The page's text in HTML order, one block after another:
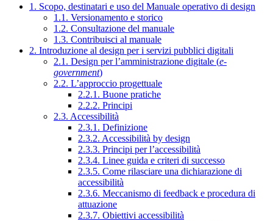
1. Scopo, destinatari e uso del Manuale operativo di design
1.1. Versionamento e storico
1.2. Consultazione del manuale
1.3. Contribuisci al manuale
2. Introduzione al design per i servizi pubblici digitali
2.1. Design per l’amministrazione digitale (e-
government)
2.2. L’approccio progettuale
2.2.1. Buone pratiche
2.2.2. Principi
2.3. Accessibilità
2.3.1. Definizione
2.3.2. Accessibilità by design
2.3.3. Principi per l’accessibilità
2.3.4. Linee guida e criteri di successo
2.3.5. Come rilasciare una dichiarazione di
accessibilità
2.3.6. Meccanismo di feedback e procedura di
attuazione
2.3.7. Obiettivi accessibilità